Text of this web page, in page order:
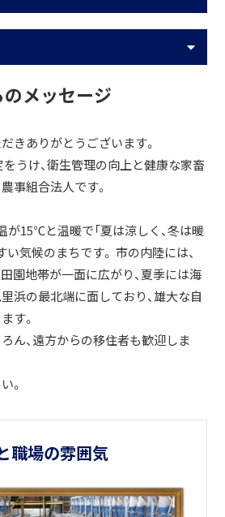
メッセージ
きありがとうございます。
うけ、衛生管理の向上と健康な家畜
事組合法人です。
が15℃と温暖で「夏は涼しく、冬は暖
い気候のまちです。 市の内陸には、
園地帯が一面に広がり、夏季には海
浜の最北端に面しており、雄大な自
す。
ん、遠方からの移住者も歓迎しま
。
職場の雰囲気